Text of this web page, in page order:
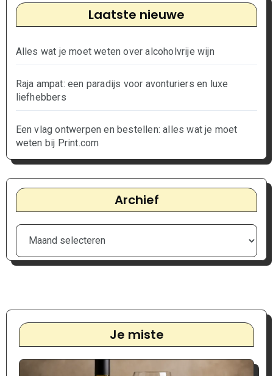
i
e
Laatste nieuwe
Alles wat je moet weten over alcoholvrije wijn
Raja ampat: een paradijs voor avonturiers en luxe
liefhebbers
Een vlag ontwerpen en bestellen: alles wat je moet
weten bij Print.com
Archief
Archief
Je miste